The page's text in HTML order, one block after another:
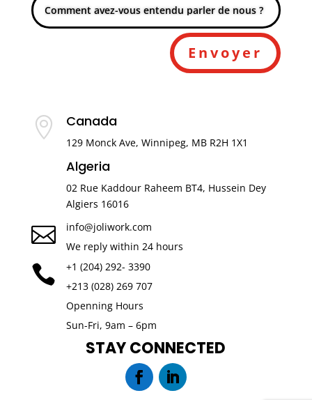
Envoyer
 Canada
129 Monck Ave, Winnipeg, MB R2H 1X1
Algeria
02 Rue Kaddour Raheem BT4, Hussein Dey
Algiers 16016

info@joliwork.com
We reply within 24 hours

+1 (204) 292- 3390
+213 (028) 269 707
Openning Hours
Sun-Fri, 9am – 6pm
STAY CONNECTED